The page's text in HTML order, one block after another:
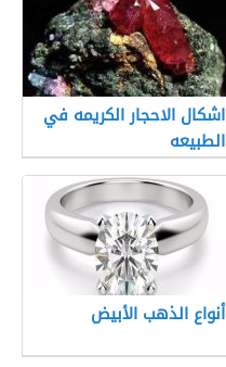
اشكال الاحجار الكريمه في
الطبيعه
أنواع الذهب الأبيض